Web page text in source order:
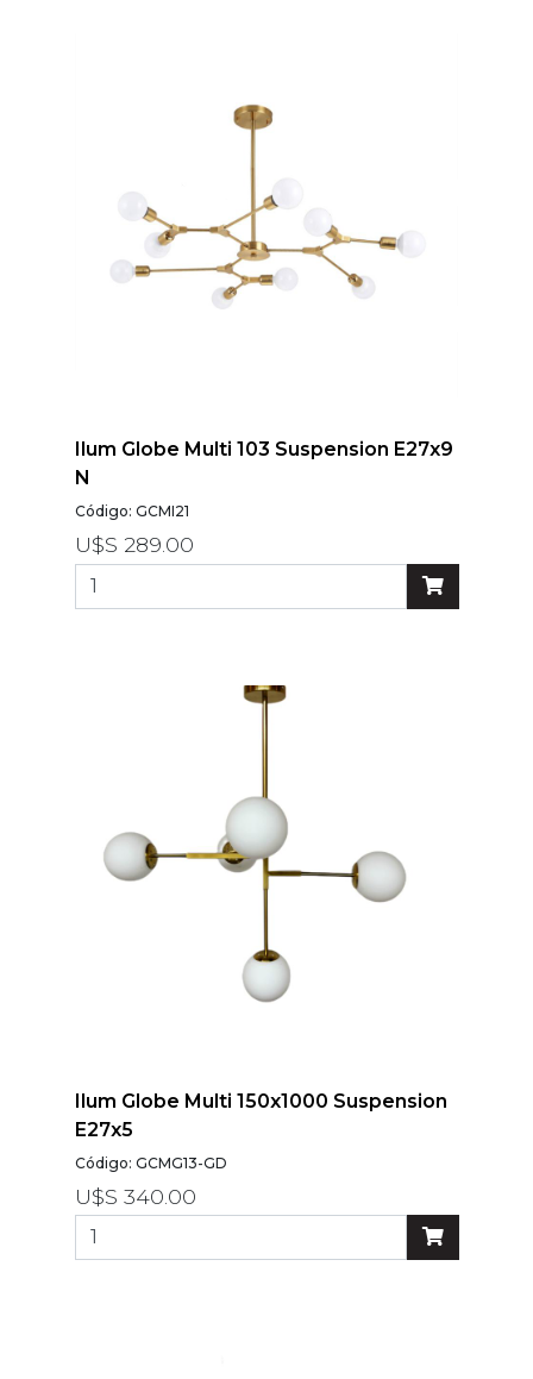
Ilum Globe Multi 103 Suspension E27x9
N
Código: GCMI21
U$S 289.00
Ilum Globe Multi 150x1000 Suspension
E27x5
Código: GCMG13-GD
U$S 340.00